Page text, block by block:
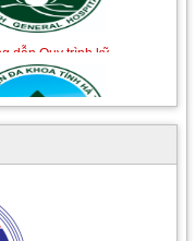
dẫn Quy trình kỹ
thuật Nhi khoa